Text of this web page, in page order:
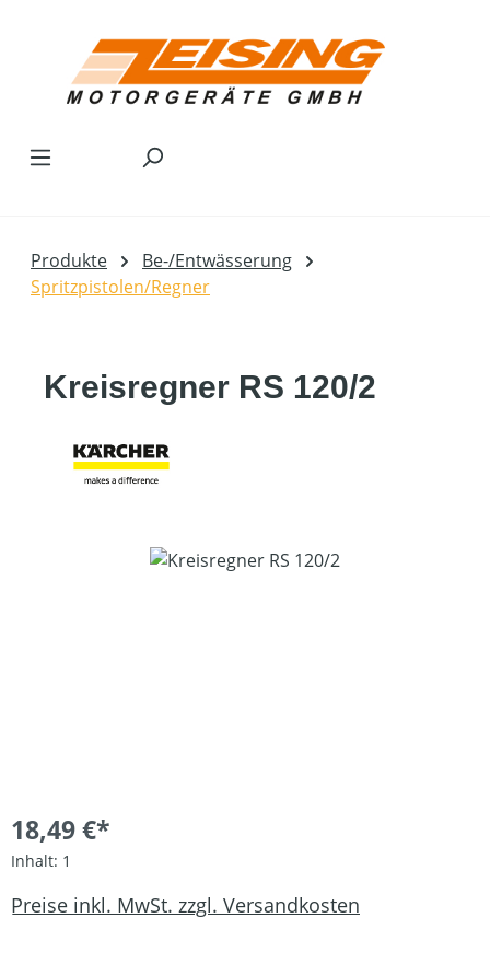
Produkte
Be-/Entwässerung
Spritzpistolen/Regner
Kreisregner RS 120/2
Bildergalerie überspringen
18,49 €*
Inhalt: 1
Preise inkl. MwSt. zzgl. Versandkosten